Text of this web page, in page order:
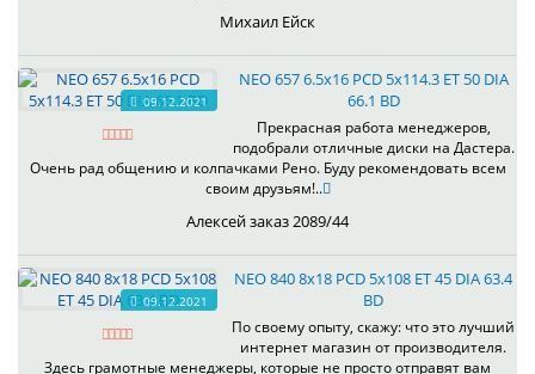
Михаил Ейск
09.12.2021
NEO 657 6.5x16 PCD 5x114.3 ET 50 DIA
66.1 BD
Прекрасная работа менеджеров,
подобрали отличные диски на Дастера.
Очень рад общению и колпачками Рено. Буду рекомендовать всем
своим друзьям!..
Алексей заказ 2089/44
09.12.2021
NEO 840 8x18 PCD 5x108 ET 45 DIA 63.4
BD
По своему опыту, скажу: что это лучший
интернет магазин от производителя.
Здесь грамотные менеджеры, которые не просто отправят вам